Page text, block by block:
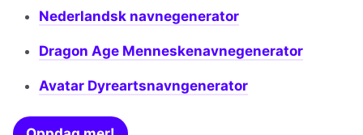
Nederlandsk navnegenerator
Dragon Age Menneskenavnegenerator
Avatar Dyreartsnavngenerator